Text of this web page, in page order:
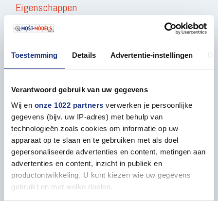
Toestemming Details Advertentie-instellingen
Verantwoord gebruik van uw gegevens
Wij en onze 1022 partners verwerken je persoonlijke
gegevens (bijv. uw IP-adres) met behulp van
technologieën zoals cookies om informatie op uw
apparaat op te slaan en te gebruiken met als doel
gepersonaliseerde advertenties en content, metingen aan
advertenties en content, inzicht in publiek en
productontwikkeling. U kunt kiezen wie uw gegevens
gebruikt en met welke doelen.
Eigenschappen
ALGEMEEN
Aantal onderdelen 1
Accessoires